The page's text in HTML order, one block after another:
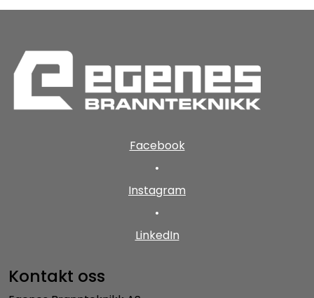
Facebook
•
Instagram
•
LinkedIn
Kontakt oss